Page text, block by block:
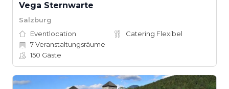
Vega Sternwarte
Salzburg
Eventlocation
Catering Flexibel
7Veranstaltungsräume
150 Gäste